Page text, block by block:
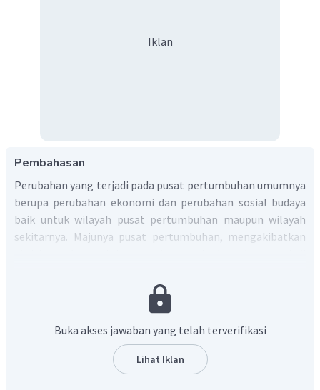
Iklan
Pembahasan
Perubahan yang terjadi pada pusat pertumbuhan umumnya
berupa perubahan ekonomi dan perubahan sosial budaya
baik untuk wilayah pusat pertumbuhan maupun wilayah
sekitarnya. Majunya pusat pertumbuhan, mengakibatkan
memunculkan fasilitas ekonomi, seperti pabrik, bank,
dan perkantoran, sehingga menciptakan berbagai mata
kemudian meningkatkan pendapatan per kapita.
Jadi, jawaban yang tepat adalah C.
Buka akses jawaban yang telah terverifikasi
Lihat Iklan